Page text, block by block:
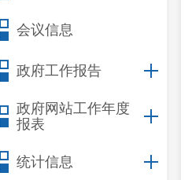
会议信息
政府工作报告
政府网站工作年度
报表
统计信息